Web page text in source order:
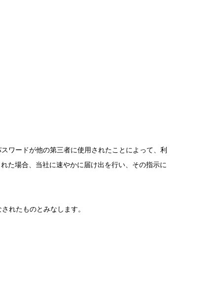
ワードが他の第三者に使用されたことによって、利
た場合、当社に速やかに届け出を行い、その指示に
れたものとみなします。